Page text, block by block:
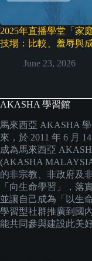
2025年直播學堂「家
技場：比較、羞辱與
June 23, 2026
AKASHA 學習館
馬來西亞 AKASHA
來，於 2011 年 6 月
成為馬來西亞
(AKASHA
的非宗教、非政府及
「向生命學習」，落
並讓自己成為「以生
學習型社群推廣到國
能共同參與建設此美